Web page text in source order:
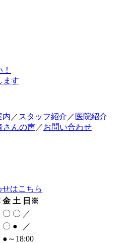
ます
内 ／ スタッフ紹介 ／ 医院紹介
さんの声／お問い合わせ
はこちら
金 土 日 ※
〇 〇 ／
〇 ●
／
● ～18:00